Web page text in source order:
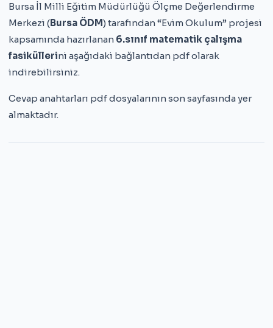
Bursa İl Milli Eğitim Müdürlüğü Ölçme Değerlendirme
Merkezi (Bursa ÖDM) tarafından “Evim Okulum” projesi
kapsamında hazırlanan 6.sınıf matematik çalışma
fasiküllerini aşağıdaki bağlantıdan pdf olarak
indirebilirsiniz.
Cevap anahtarları pdf dosyalarının son sayfasında yer
almaktadır.